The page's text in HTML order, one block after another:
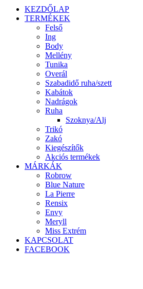
KEZDŐLAP
TERMÉKEK
Felső
Ing
Body
Mellény
Tunika
Overál
Szabadidő ruha/szett
Kabátok
Nadrágok
Ruha
Szoknya/Alj
Trikó
Zakó
Kiegészítők
Akciós termékek
MÁRKÁK
Robrow
Blue Nature
La Pierre
Rensix
Envy
Meryll
Miss Extrém
KAPCSOLAT
FACEBOOK